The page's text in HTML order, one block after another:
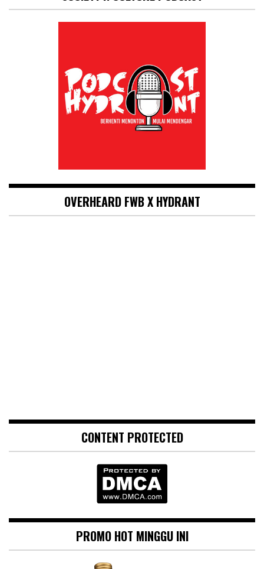
OVERHEARD FWB X HYDRANT
CONTENT PROTECTED
PROMO HOT MINGGU INI